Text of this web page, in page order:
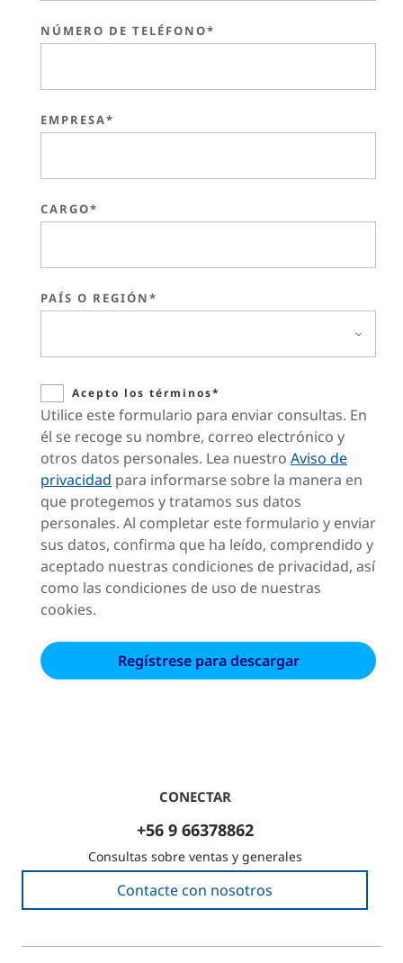
NÚMERO DE TELÉFONO*
EMPRESA*
CARGO*
PAÍS O REGIÓN*
Acepto los términos*
Utilice este formulario para enviar consultas. En
él se recoge su nombre, correo electrónico y
otros datos personales. Lea nuestro Aviso de
privacidad para informarse sobre la manera en
que protegemos y tratamos sus datos
personales. Al completar este formulario y enviar
sus datos, confirma que ha leído, comprendido y
aceptado nuestras condiciones de privacidad, así
como las condiciones de uso de nuestras
cookies.
CONECTAR
+56 9 66378862
Consultas sobre ventas y generales
Contacte con nosotros